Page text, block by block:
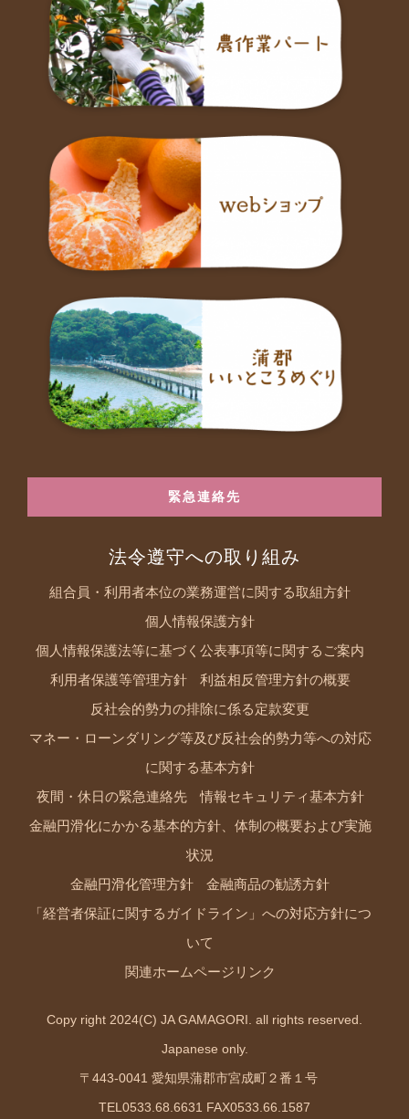
緊急連絡先
法令遵守への取り組み
組合員・利用者本位の業務運営に関する取組方針
個人情報保護方針
個人情報保護法等に基づく公表事項等に関するご案内
利用者保護等管理方針 利益相反管理方針の概要
反社会的勢力の排除に係る定款変更
マネー・ローンダリング等及び反社会的勢力等への対応
に関する基本方針
夜間・休日の緊急連絡先 情報セキュリティ基本方針
金融円滑化にかかる基本的方針、体制の概要および実施
状況
金融円滑化管理方針 金融商品の勧誘方針
「経営者保証に関するガイドライン」への対応方針につ
いて
関連ホームページリンク
Copy right 2024(C) JA GAMAGORI. all rights reserved.
Japanese only.
〒443-0041 愛知県蒲郡市宮成町２番１号
TEL0533.68.6631 FAX0533.66.1587